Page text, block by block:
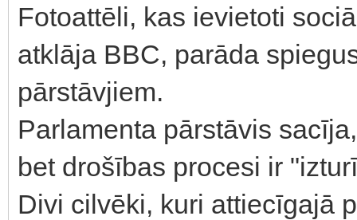
Fotoattēli, kas ievietoti
atklāja BBC, parāda
pārstāvjiem.
Parlamenta pārstāvis
bet drošības procesi ir
Divi cilvēki, kuri attiecīgajā